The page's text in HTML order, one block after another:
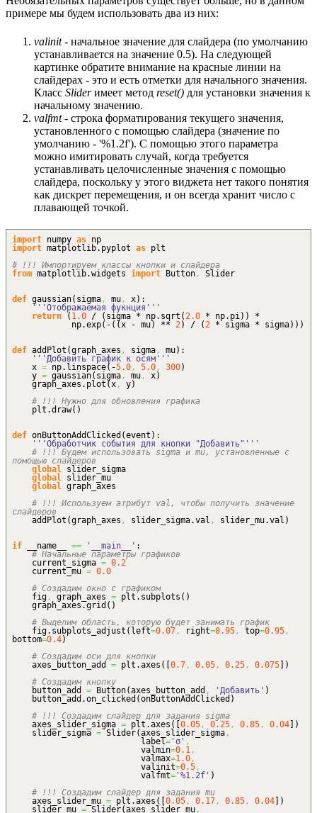
примере мы будем использовать два из них:
valinit- начальное значение для слайдера (по умолчанию
устанавливается на значение 0.5). На следующей
картинке обратите внимание на красные линии на
слайдерах - это и есть отметки для начального значения.
Класс Sliderимеет метод reset() для установки значения к
начальному значению.
valfmt- строка форматирования текущего значения,
установленного с помощью слайдера (значение по
умолчанию - '%1.2f'). С помощью этого параметра
можно имитировать случай, когда требуется
устанавливать целочисленные значения с помощью
слайдера, поскольку у этого виджета нет такого понятия
как дискрет перемещения, и он всегда хранит число с
плавающей точкой.
import numpy as np
import matplotlib. pyplot as plt
# !!! Импортируем классы кнопки и слайдера
from matplotlib.widgets import Button , Slider
def gaussian( sigma , mu , x) :
'''Отображаемая фукнция'''
return ( 1.0 / ( sigma * np. sqrt ( 2.0 * np. pi ) )
*
np.exp( - ( (x - mu) ** 2) / ( 2 * sigma * sigma) ) )
def addPlot (graph_axes , sigma , mu) :
'''Добавить график к осям'''
x = np. linspace( -5.0 , 5.0 , 300)
y = gaussian( sigma , mu , x)
graph_axes. plot(x , y)
# !!! Нужно для обновления графика
plt.draw( )
def onButtonAddClicked (event ) :
'''Обработчик события для кнопки "Добавить"'''
# !!! Будем использовать sigma и mu, установленные с
помощью слайдеров
global
slider_sigma
global
slider_mu
global
graph_axes
# !!! Используем атрибут val, чтобы получить значение
слайдеров
addPlot (graph_axes , slider_sigma.val , slider_mu.val )
if __name__ == '__main__' :
# Начальные параметры графиков
current_sigma = 0.2
current_mu= 0.0
# Создадим окно с графиком
fig , graph_axes = plt. subplots ( )
graph_axes.grid ( )
# Выделим область, которую будет занимать график
fig. subplots_adjust ( left=0.07 , right=0.95 , top=0.95 ,
bottom=0.4)
# Создадим оси для кнопки
axes_button_add = plt.axes ( [0.7 , 0.05 , 0.25 , 0.075] )
# Создадим кнопку
button_add = Button(axes_button_add , 'Добавить' )
button_add.on_clicked (onButtonAddClicked )
# !!! Создадим слайдер для задания sigma
axes_slider_sigma = plt.axes ( [0.05 , 0.25 , 0.85 , 0.04] )
slider_sigma =Slider(axes_slider_sigma ,
label= 'σ' ,
valmin=0.1 ,
valmax=1.0 ,
valinit=0.5 ,
valfmt= '%1.2f' )
# !!! Создадим слайдер для задания mu
axes_slider_mu = plt.axes ( [0.05 , 0.17 , 0.85 , 0.04] )
slider_mu =Slider(axes_slider_mu ,